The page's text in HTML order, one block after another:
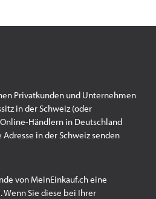
Privatkunden und Unternehmen
in der Schweiz (oder
Händlern in Deutschland
in der Schweiz senden
von MeinEinkauf.ch eine
Wenn Sie diese bei Ihrer